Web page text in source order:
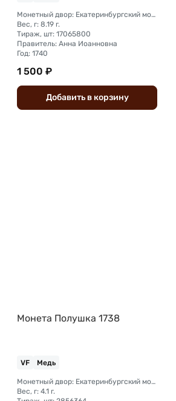
Монетный двор: Екатеринбургский монетный двор
Вес, г: 8.19 г.
Тираж, шт: 17065800
Правитель: Анна Иоанновна
Год: 1740
1 500 ₽
Добавить вкорзину
Монета Полушка 1738
VF Медь
Монетный двор: Екатеринбургский монетный двор
Вес, г: 4.1 г.